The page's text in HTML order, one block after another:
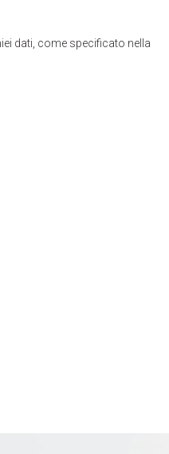
dati, come specificato nella